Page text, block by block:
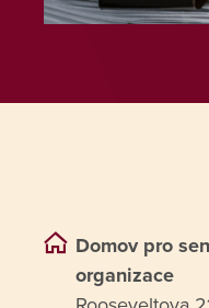
Domov pro
organizace